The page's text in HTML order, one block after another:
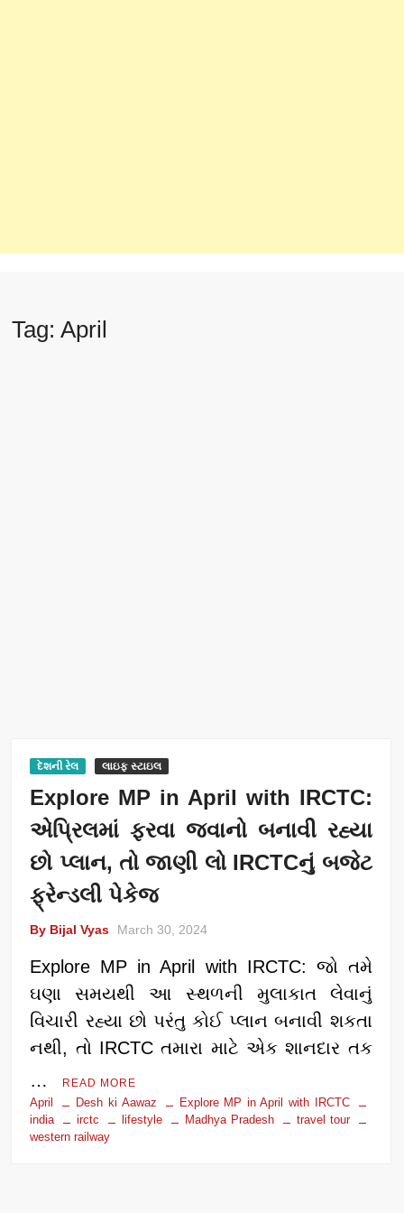
Tag:April
દેશની રેલ લાઇફ સ્ટાઇલ
Explore MP in April with IRCTC:
એપ્રિલમાં ફરવા જવાનો બનાવી રહ્યા
છો પ્લાન, તો જાણી લો IRCTCનું બજેટ
ફ્રેન્ડલી પેકેજ
By Bijal Vyas March 30, 2024
Explore MP in April with IRCTC: જો તમે
ઘણા સમયથી આ સ્થળની મુલાકાત લેવાનું
વિચારી રહ્યા છો પરંતુ કોઈ પ્લાન બનાવી શકતા
નથી, તો IRCTC તમારા માટે એક શાનદાર તક
…
READ MORE
April Desh ki Aawaz
Explore MP in April with IRCTC
india
irctc lifestyle Madhya Pradesh
travel tour
western railway